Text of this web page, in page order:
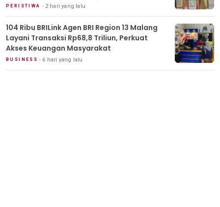
PERISTIWA 2 hari yang lalu
104 Ribu BRILink Agen BRI Region 13 Malang
Layani Transaksi Rp68,8 Triliun, Perkuat
Akses Keuangan Masyarakat
BUSINESS 6 hari yang lalu